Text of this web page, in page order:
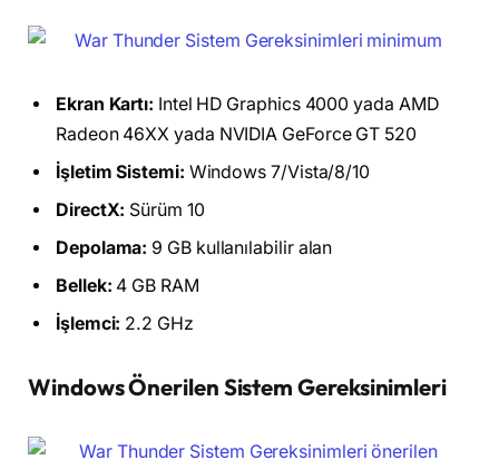
Ekran Kartı: Intel HD Graphics 4000 yada AMD
Radeon 46XX yada NVIDIA GeForce GT 520
İşletim Sistemi: Windows 7/Vista/8/10
DirectX: Sürüm 10
Depolama: 9 GB kullanılabilir alan
Bellek: 4 GB RAM
İşlemci: 2.2 GHz
Windows Önerilen Sistem Gereksinimleri